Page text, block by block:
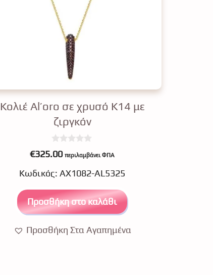
Κολιέ Al’oro σε χρυσό Κ14 με
ζιργκόν
0
o
t
o
5
€325.00 περιλαμβάνει ΦΠΑ
Κωδικός: ΑΧ1082-AL5325
Προσθήκη στο καλάθι
Προσθήκη Στα Αγαπημένα